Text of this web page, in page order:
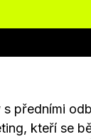
předními
kteří se